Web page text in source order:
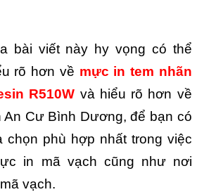
bài viết này hy vọng có thể
rõ hơn về mực in tem nhãn
R510W và hiểu rõ hơn về
An Cư Bình Dương, để bạn có
phù hợp nhất trong việc
in mã vạch cũng như nơi
vạch.